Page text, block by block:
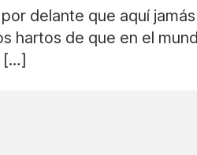
delante que aquí
de que en el
[…]